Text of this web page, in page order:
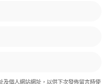
及個人網站網址，以供下次發佈留言時使